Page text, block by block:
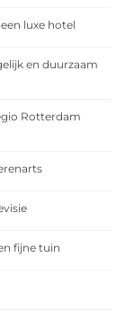
luxe hotel
en duurzaam
Rotterdam
fijne tuin